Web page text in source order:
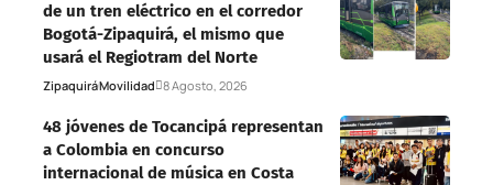
de un tren eléctrico en el corredor
Bogotá-Zipaquirá, el mismo que
usará el Regiotram del Norte
ZipaquiráMovilidad 8 Agosto, 2026
48 jóvenes de Tocancipá representan
a Colombia en concurso
internacional de música en Costa